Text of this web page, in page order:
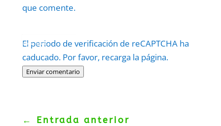
que comente.
El periodo de verificación de reCAPTCHA ha
caducado. Por favor, recarga la página.
Enviar comentario
Politica–Términos.
← Entrada anterior